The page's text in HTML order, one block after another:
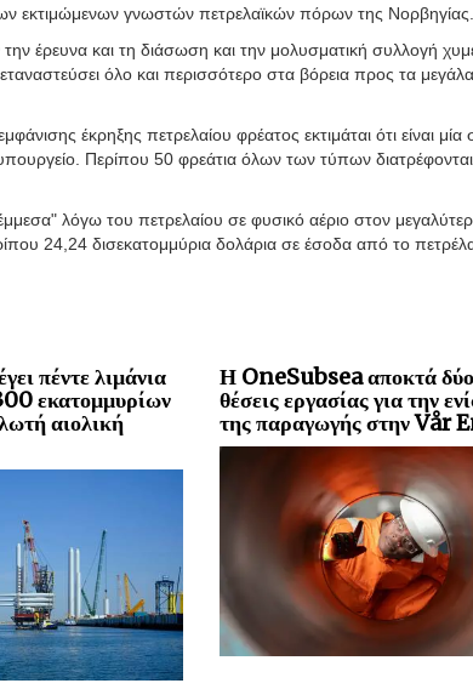
εκτιμώμενων γνωστών πετρελαϊκών πόρων της Νορβηγίας.
έρευνα και τη διάσωση και την μολυσματική συλλογή
όλο και περισσότερο στα βόρεια προς τα μεγάλα
έκρηξης πετρελαίου φρέατος εκτιμάται ότι είναι μία
Περίπου 50 φρεάτια όλων των τύπων
λόγω του πετρελαίου σε φυσικό αέριο στον
24,24 δισεκατομμύρια δολάρια σε έσοδα από το
πέντε λιμάνια
εκατομμυρίων
αιολική
Η OneSubsea αποκτά δύο
θέσεις εργασίας για την
της παραγωγής στην Vår